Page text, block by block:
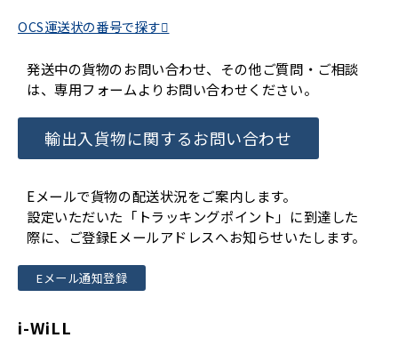
OCS運送状の番号で探す
発送中の貨物のお問い合わせ、その他ご質問・ご相談
は、専用フォームよりお問い合わせください。
輸出入貨物に関するお問い合わせ
Eメールで貨物の配送状況をご案内します。
設定いただいた「トラッキングポイント」に到達した
際に、ご登録Eメールアドレスへお知らせいたします。
Eメール通知登録
i-WiLL